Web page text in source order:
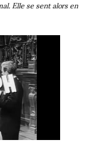
Elle se sent alors en